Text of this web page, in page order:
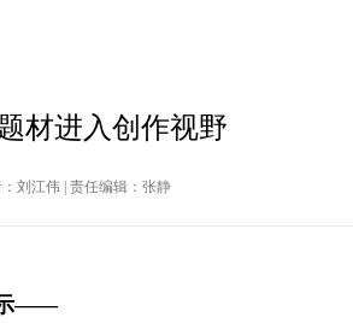
材进入创作视野
刘江伟 | 责任编辑：张静
示——